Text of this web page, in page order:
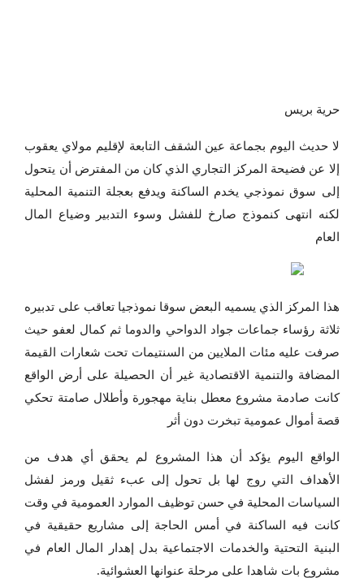
حرية بريس
لا حديث اليوم بجماعة عين الشقف التابعة لإقليم مولاي يعقوب
إلا عن فضيحة المركز التجاري الذي كان من المفترض أن يتحول
إلى سوق نموذجي يخدم الساكنة ويدفع بعجلة التنمية المحلية
لكنه انتهى كنموذج صارخ للفشل وسوء التدبير وضياع المال
العام
هذا المركز الذي يسميه البعض سوقا نموذجيا تعاقب على تدبيره
ثلاثة رؤساء جماعات جواد الدواحي والدوما ثم كمال لعفو حيث
صرفت عليه مئات الملايين من السنتيمات تحت شعارات القيمة
المضافة والتنمية الاقتصادية غير أن الحصيلة على أرض الواقع
كانت صادمة مشروع معطل بناية مهجورة وأطلال صامتة تحكي
قصة أموال عمومية تبخرت دون أثر
الواقع اليوم يؤكد أن هذا المشروع لم يحقق أي هدف من
الأهداف التي روج لها بل تحول إلى عبء ثقيل ورمز لفشل
السياسات المحلية في حسن توظيف الموارد العمومية في وقت
كانت فيه الساكنة في أمس الحاجة إلى مشاريع حقيقية في
البنية التحتية والخدمات الاجتماعية بدل إهدار المال العام في
مشروع بات شاهدا على مرحلة عنوانها العشوائية.